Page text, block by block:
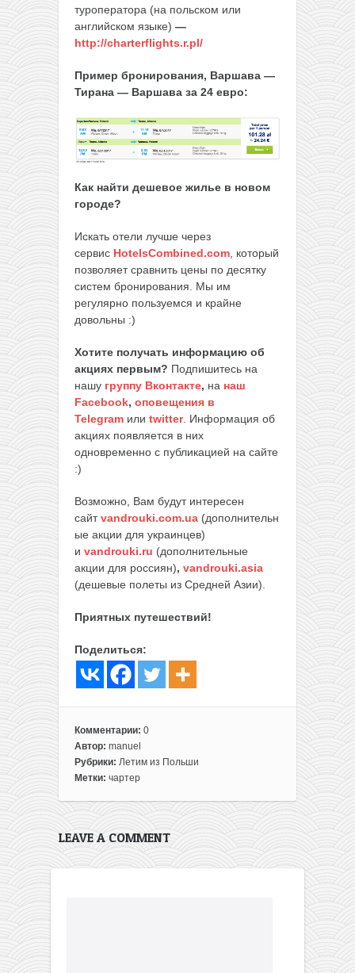
туроператора (на польском или
английском языке) —
http://charterflights.r.pl/
Пример бронирования, Варшава —
Тирана — Варшава за 24 евро:
Как найти дешевое жилье в новом
городе?
Искать отели лучше через
сервис HotelsCombined.com , который
позволяет сравнить цены по десятку
систем бронирования. Мы им
регулярно пользуемся и крайне
довольны :)
Хотите получать информацию об
акциях первым? Подпишитесь на
нашу группу Вконтакте, на наш
Facebook, оповещения в
Telegram или twitter. Информация об
акциях появляется в них
одновременно с публикацией на сайте
:)
Возможно, Вам будут интересен
сайтvandrouki.com.ua (дополнительн
ые акции для украинцев)
и vandrouki.ru (дополнительные
акции для россиян), vandrouki.asia
(дешевые полеты из Средней Азии).
Приятных путешествий!
Поделиться:
Комментарии: 0
Автор: manuel
Рубрики: Летим из Польши
Метки: чартер
LEAVE A COMMENT